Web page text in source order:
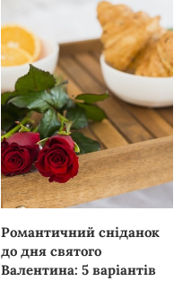
Романтичний сніданок
до дня святого
Валентина: 5 варіантів